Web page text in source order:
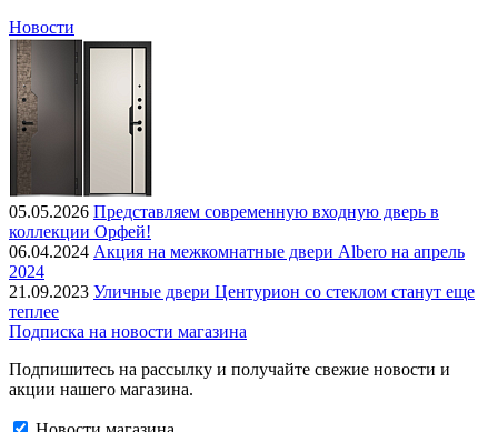
Новости
05.05.2026 Представляем современную входную дверь в
коллекции Орфей!
06.04.2024 Акция на межкомнатные двери Albero на апрель
2024
21.09.2023 Уличные двери Центурион со стеклом станут еще
теплее
Подписка на новости магазина
Подпишитесь на рассылку и получайте свежие новости и
акции нашего магазина.